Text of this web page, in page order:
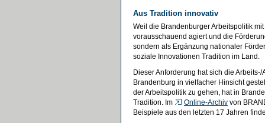
Aus Tradition innovativ
Weil die Brandenburger Arbeitspolitik
vorausschauend agiert und die
sondern als Ergänzung nationaler
soziale Innovationen Tradition im Land.
Dieser Anforderung hat sich die
Brandenburg in vielfacher Hinsicht
der Arbeitspolitik zu gehen, hat in
Tradition. Im
Online-Archiv von
Beispiele aus den letzten 17 Jahren